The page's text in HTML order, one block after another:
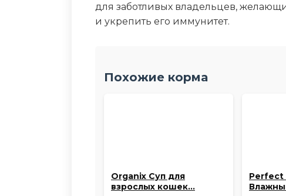
для заботливых владельцев,
и укрепить его иммунитет.
Похожие корма
Organix Суп для
взрослых кошек…
Perfect